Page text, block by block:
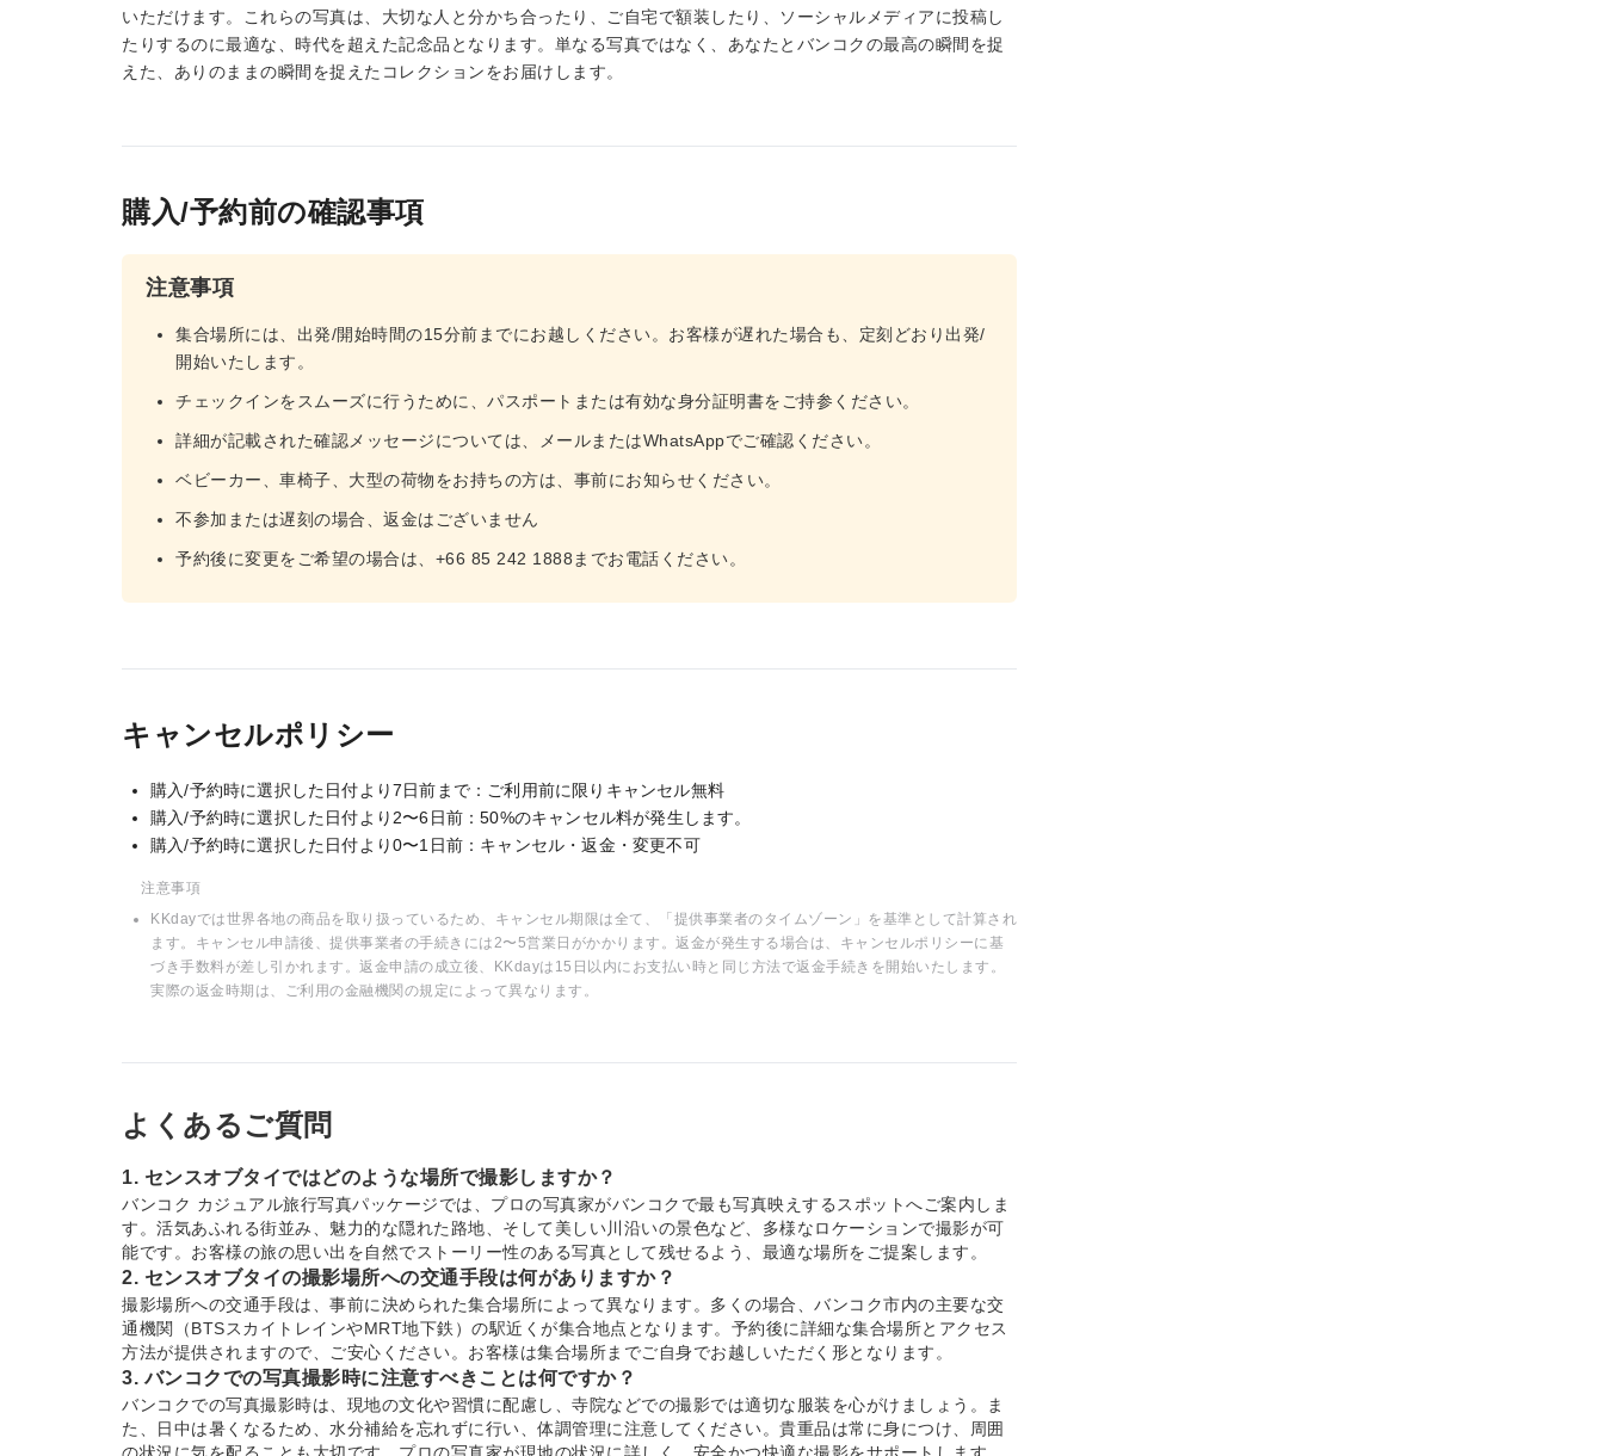
いただけます。これらの写真は、大切な人と分かち合ったり、ご自宅で額装したり、ソーシャルメディアに投稿し
たりするのに最適な、時代を超えた記念品となります。単なる写真ではなく、あなたとバンコクの最高の瞬間を捉
えた、ありのままの瞬間を捉えたコレクションをお届けします。
購入/予約前の確認事項
注意事項
集合場所には、出発/開始時間の15分前までにお越しください。お客様が遅れた場合も、定刻どおり出発/
開始いたします。
チェックインをスムーズに行うために、パスポートまたは有効な身分証明書をご持参ください。
詳細が記載された確認メッセージについては、メールまたはWhatsAppでご確認ください。
ベビーカー、車椅子、大型の荷物をお持ちの方は、事前にお知らせください。
不参加または遅刻の場合、返金はございません
予約後に変更をご希望の場合は、+66 85 242 1888までお電話ください。
キャンセルポリシー
購入/予約時に選択した日付より7日前まで：ご利用前に限りキャンセル無料
購入/予約時に選択した日付より2〜6日前：50%のキャンセル料が発生します。
購入/予約時に選択した日付より0〜1日前：キャンセル・返金・変更不可
注意事項
KKdayでは世界各地の商品を取り扱っているため、キャンセル期限は全て、「提供事業者のタイムゾーン」を基準として計算され
ます。キャンセル申請後、提供事業者の手続きには2〜5営業日がかかります。返金が発生する場合は、キャンセルポリシーに基
づき手数料が差し引かれます。返金申請の成立後、KKdayは15日以内にお支払い時と同じ方法で返金手続きを開始いたします。
実際の返金時期は、ご利用の金融機関の規定によって異なります。
よくあるご質問
1. センスオブタイではどのような場所で撮影しますか？
バンコク カジュアル旅行写真パッケージでは、プロの写真家がバンコクで最も写真映えするスポットへご案内しま
す。活気あふれる街並み、魅力的な隠れた路地、そして美しい川沿いの景色など、多様なロケーションで撮影が可
能です。お客様の旅の思い出を自然でストーリー性のある写真として残せるよう、最適な場所をご提案します。
2. センスオブタイの撮影場所への交通手段は何がありますか？
撮影場所への交通手段は、事前に決められた集合場所によって異なります。多くの場合、バンコク市内の主要な交
通機関（BTSスカイトレインやMRT地下鉄）の駅近くが集合地点となります。予約後に詳細な集合場所とアクセス
方法が提供されますので、ご安心ください。お客様は集合場所までご自身でお越しいただく形となります。
3. バンコクでの写真撮影時に注意すべきことは何ですか？
バンコクでの写真撮影時は、現地の文化や習慣に配慮し、寺院などでの撮影では適切な服装を心がけましょう。ま
た、日中は暑くなるため、水分補給を忘れずに行い、体調管理に注意してください。貴重品は常に身につけ、周囲